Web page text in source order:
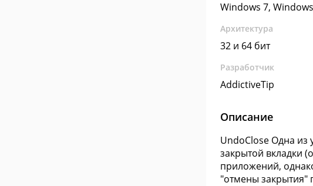
Windows 7,
Архитектура
32 и 64 бит
Разработчик
AddictiveTip
Описание
UndoClose Одна из
закрытой вкладки
приложений,
"отмены